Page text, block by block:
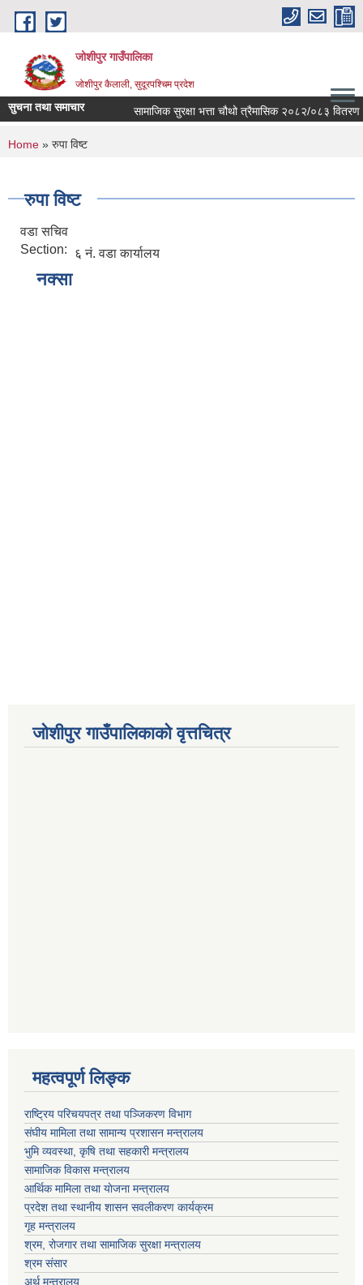
Skip to main content
जोशीपुर गाउँपालिका
जोशीपुर कैलाली, सुदूरपश्चिम प्रदेश
सुचना तथा समाचार सामाजिक सुरक्षा भत्ता चौथो त्रैमासिक २०८२/०८३ वितरण
You are here
Home » रुपा विष्ट
रुपा विष्ट
वडा सचिव
Section:
६ नं. वडा कार्यालय
नक्सा
जोशीपुर गाउँपालिकाको वृत्तचित्र
महत्वपूर्ण लि‍‍‍‍‍‌ङ्क
राष्ट्रिय परिचयपत्र तथा पञ्जिकरण विभाग
संघीय मामिला तथा सामान्य प्रशासन मन्त्रालय
भुमि व्यवस्था, कृषि तथा सहकारी मन्त्रालय
सामाजिक विकास मन्त्रालय
आर्थिक मामिला तथा याेजना मन्त्रालय
प्रदेश तथा स्थानीय शासन सवलीकरण कार्यक्रम
गृह मन्त्रालय
श्रम, रोजगार तथा सामाजिक सुरक्षा मन्त्रालय
श्रम संसार
अर्थ मन्त्रालय